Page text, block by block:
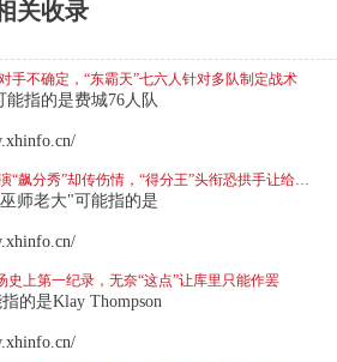
关收录
手不确定，“东霸天”七六人针对多队制定战术
能指的是费城76人队
师老大"可能指的是
史上第一纪录，无奈“这点”让库里只能作罢
的是Klay Thompson